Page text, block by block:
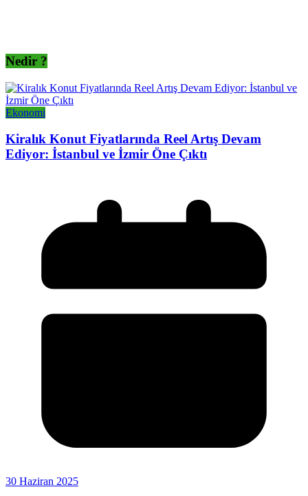
Nedir ?
Ekonomi
Kiralık Konut Fiyatlarında Reel Artış Devam
Ediyor: İstanbul ve İzmir Öne Çıktı
30 Haziran 2025